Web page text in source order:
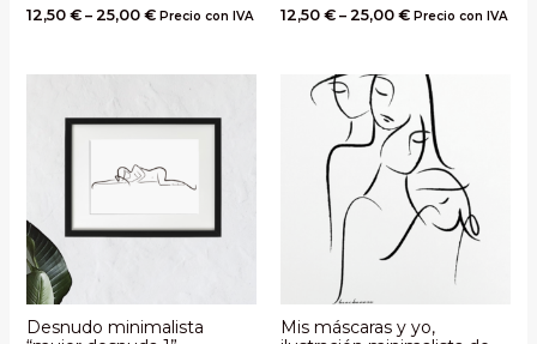
12,50 €– 25,00 € Precio con IVA 12,50 € – 25,00 € Precio con IVA
Desnudo minimalista
Mis máscaras y yo,